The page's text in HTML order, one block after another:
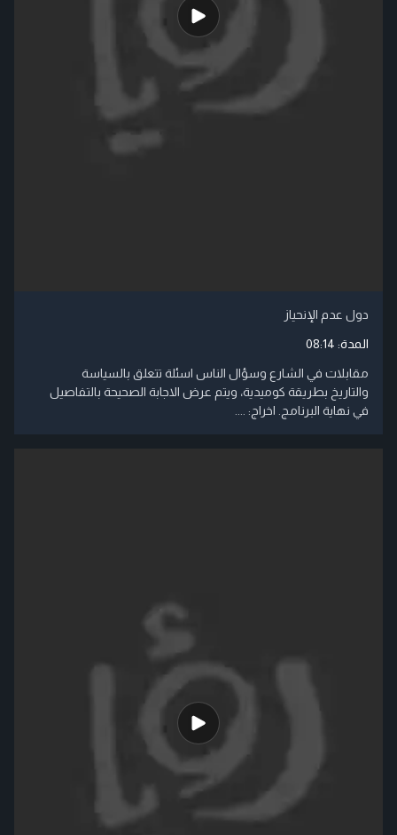
دول عدم الإنحياز
المدة: 08:14
مقابلات في الشارع وسؤال الناس اسئلة تتعلق بالسياسة
والتاريخ بطريقة كوميدية، ويتم عرض الاجابة الصحيحة بالتفاصيل
في نهاية البرنامج. اخراج: ....